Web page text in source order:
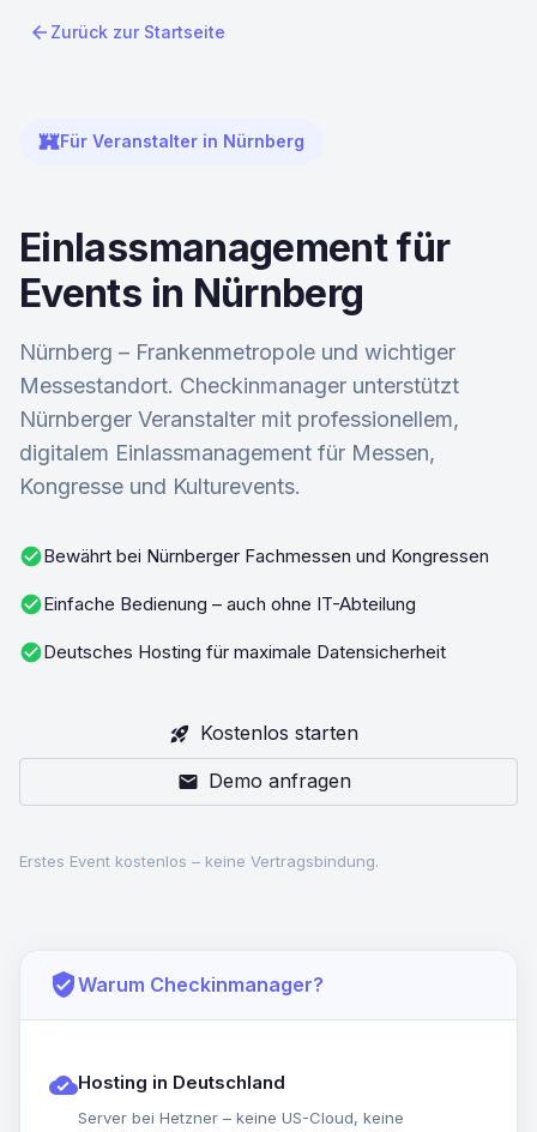
arrow_back Zurück zur Startseite
fortFür Veranstalter in Nürnberg
Einlassmanagement für
Events in Nürnberg
Nürnberg – Frankenmetropole und wichtiger
Messestandort. Checkinmanager unterstützt
Nürnberger Veranstalter mit professionellem,
digitalem Einlassmanagement für Messen,
Kongresse und Kulturevents.
check_circleBewährt bei Nürnberger Fachmessen und Kongressen
check_circleEinfache Bedienung – auch ohne IT-Abteilung
check_circleDeutsches Hosting für maximale Datensicherheit
rocket_launch Kostenlos starten
mail Demo anfragen
Erstes Event kostenlos – keine Vertragsbindung.
verified_userWarum Checkinmanager?
cloud_doneHosting in Deutschland
Server bei Hetzner – keine US-Cloud, keine